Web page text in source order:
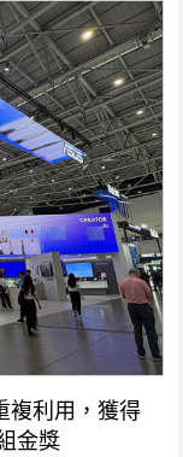
複利用，獲得
金獎